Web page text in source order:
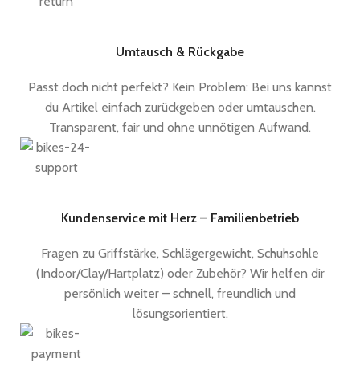
Umtausch & Rückgabe
Passt doch nicht perfekt? Kein Problem: Bei uns kannst
du Artikel einfach zurückgeben oder umtauschen.
Transparent, fair und ohne unnötigen Aufwand.
Kundenservice mit Herz – Familienbetrieb
Fragen zu Griffstärke, Schlägergewicht, Schuhsohle
(Indoor/Clay/Hartplatz) oder Zubehör? Wir helfen dir
persönlich weiter – schnell, freundlich und
lösungsorientiert.